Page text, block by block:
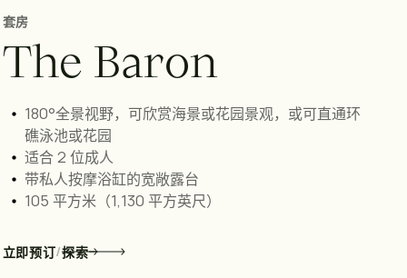
套房
The Baron
180°全景视野，可欣赏海景或花园景观，或可直通环
礁泳池或花园
适合 2 位成人
带私人按摩浴缸的宽敞露台
105 平方米（1,130 平方英尺）
立即预订/探索